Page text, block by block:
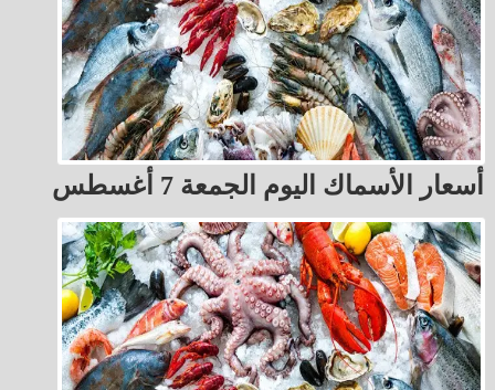
أسعار الأسماك اليوم الجمعة 7 أغسطس